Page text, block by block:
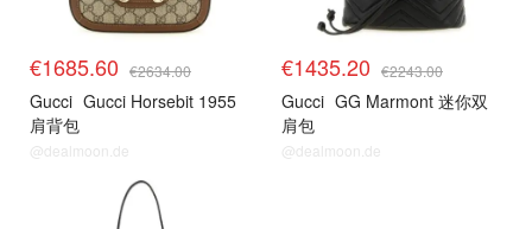
€1685.60 €2634.00
Gucci Gucci Horsebit 1955
肩背包
@dealmoon.de
€1435.20 €2243.00
Gucci GG Marmont 迷你双
肩包
@dealmoon.de